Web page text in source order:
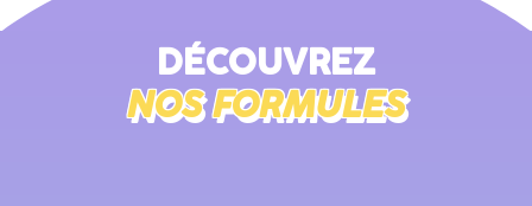
DÉCOUVREZ
NOS FORMULES